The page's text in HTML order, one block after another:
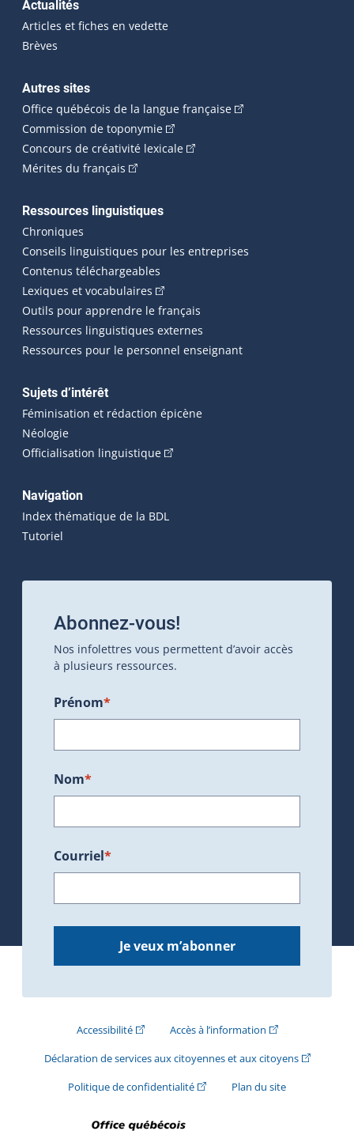
Actualités
Articles et fiches en vedette
Brèves
Autres sites
Office québécois de la langue française(Cet hyperlien
Commission de toponymie(Cet hyperlien externe s'ouvrira
Concours de créativité lexicale(Cet hyperlien externe
Mérites du français (Cet hyperlien externe s'ouvrira dans une
Ressources linguistiques
Chroniques
Conseils linguistiques pour les entreprises
Contenus téléchargeables
Lexiques et vocabulaires (Cet hyperlien externe s'ouvrira
Outils pour apprendre le français
Ressources linguistiques externes
Ressources pour le personnel enseignant
Sujets d’intérêt
Féminisation et rédaction épicène
Néologie
Officialisation linguistique(Cet hyperlien externe s'ouvrira
Navigation
Index thématique de la BDL
Tutoriel
Abonnez-vous!
Nos infolettres vous permettent d’avoir accès
à plusieurs ressources.
Prénom*
Nom*
Courriel*
Je veux m’abonner
Accessibilité(Cet hyperlien externe s'ouvrira dans une
Accès à l’information(Cet hyperlien
Déclaration de services aux citoyennes et aux citoyens(Cet
Politique de confidentialité(Cet hyperlien externe s'ouvrira
Plan du site